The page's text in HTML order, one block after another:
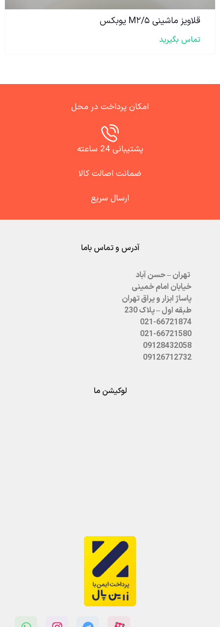
قلاویز ماشینی M۲/۵ یوبکس
تماس بگیرید
امکان پرداخت در محل
پشتیبانی 24 ساعته
ضمانت اصالت کالا
ارسال سریع
آدرس و تماس باما
تهران – حسن آباد
خیابان امام خمینی
پاساژ ابزار و یراق تهران
طبقه اول – پلاک 230
021-66721874
021-66721580
09128432058
09126712732
لوکیشن ما